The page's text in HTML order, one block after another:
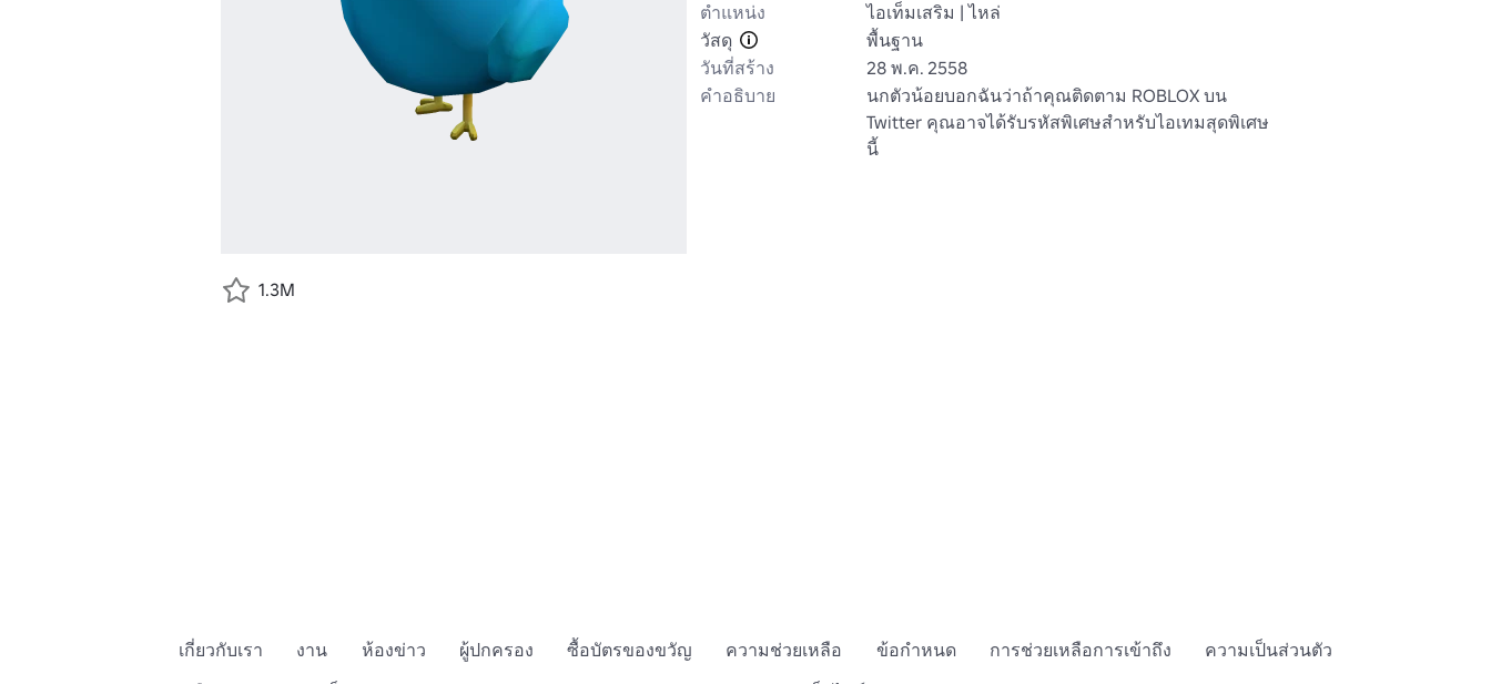
ตำแหน่ง
ไอเท็มเสริม | ไหล่
วัสดุ
พื้นฐาน
วันที่สร้าง
28 พ.ค. 2558
คำอธิบาย
นกตัวน้อยบอกฉันว่าถ้าคุณติดตาม ROBLOX บน
Twitter คุณอาจได้รับรหัสพิเศษสําหรับไอเทมสุดพิเศษ
นี้
1.3M
เกี่ยวกับเรา งาน ห้องข่าว ผู้ปกครอง ซื้อบัตรของขวัญ ความช่วยเหลือ ข้อกำหนด การช่วยเหลือการเข้าถึง
ความเป็นส่วนตัว